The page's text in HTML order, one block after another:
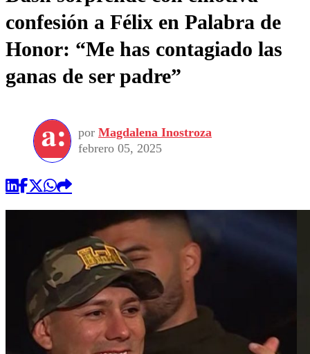
confesión a Félix en Palabra de
Honor: “Me has contagiado las
ganas de ser padre”
por Magdalena Inostroza
febrero 05, 2025